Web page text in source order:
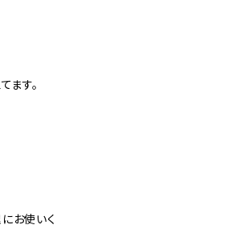
ます。
お使いく